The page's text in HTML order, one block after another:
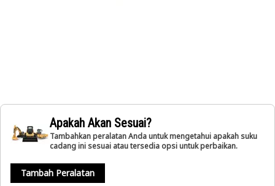
Apakah Akan Sesuai?
Tambahkan peralatan Anda untuk mengetahui apakah suku
cadang ini sesuai atau tersedia opsi untuk perbaikan.
Tambah Peralatan